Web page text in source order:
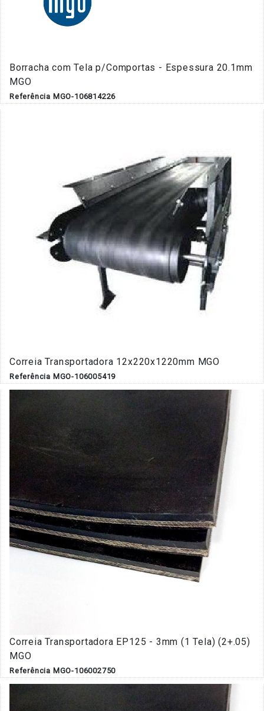
Borracha com Tela p/Comportas - Espessura 20.1mm
MGO
Referência MGO-106814226
Correia Transportadora 12x220x1220mm MGO
Referência MGO-106005419
Correia Transportadora EP125 - 3mm (1 Tela) (2+.05)
MGO
Referência MGO-106002750